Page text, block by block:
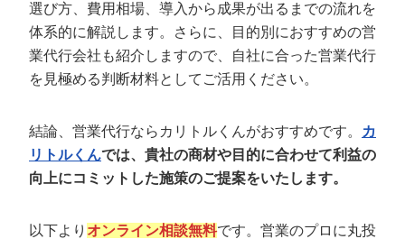
動画ディレクター
営業
正社員
マーケマネージャー
カスタマーサクセスマネージャー
選び方、費用相場、導入から成果が出るまでの流れを
体系的に解説します。さらに、目的別におすすめの営
業代行会社も紹介しますので、自社に合った営業代行
を見極める判断材料としてご活用ください。
結論、営業代行ならカリトルくんがおすすめです。
カ
リトルくんでは、貴社の商材や目的に合わせて利益の
向上にコミットした施策のご提案をいたします。
以下より オンライン相談無料です。営業のプロに丸投